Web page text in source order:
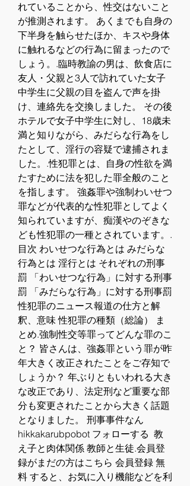
れていることから、性交はないこと
が推測されます。 あくまでも自身の
下半身を触らせたほか、キスや身体
に触れるなどの行為に留まったので
しょう。.臨時教諭の男は、飲食店に
友人・父親と3人で訪れていた女子
中学生に父親の目を盗んで声を掛
け、連絡先を交換しました。 その後
ホテルで女子中学生に対し、18歳未
満と知りながら、みだらな行為をし
たとして、淫行の容疑で逮捕されま
した。.性犯罪とは、自身の性欲を満
たすために法を犯した罪全般のこと
を指します。 強姦罪や強制わいせつ
罪などが代表的な性犯罪としてよく
知られていますが、痴漢やのぞきな
ども性犯罪の一種とされています。.
目次 わいせつな行為とは みだらな
行為とは 淫行とは それぞれの刑事
罰 「わいせつな行為」に対する刑事
罰 「みだらな行為」に対する刑事罰
性犯罪のニュース報道の仕方と解
釈、意味 性犯罪の種類（総論） ま
とめ.強制性交等罪ってどんな罪のこ
と？ 皆さんは、強姦罪という罪が昨
年大きく改正されたことをご存知で
しょうか？ 年ぶりともいわれる大き
な改正であり、法定刑など重要な部
分も変更されたことから大きく話題
となりました。 刑事事件なん
hikkakarubpobot フォローする  教
え子と肉体関係 教師と生徒.会員登
録がまだの方はこちら 会員登録 無
料 すると、お気に入り機能などを利